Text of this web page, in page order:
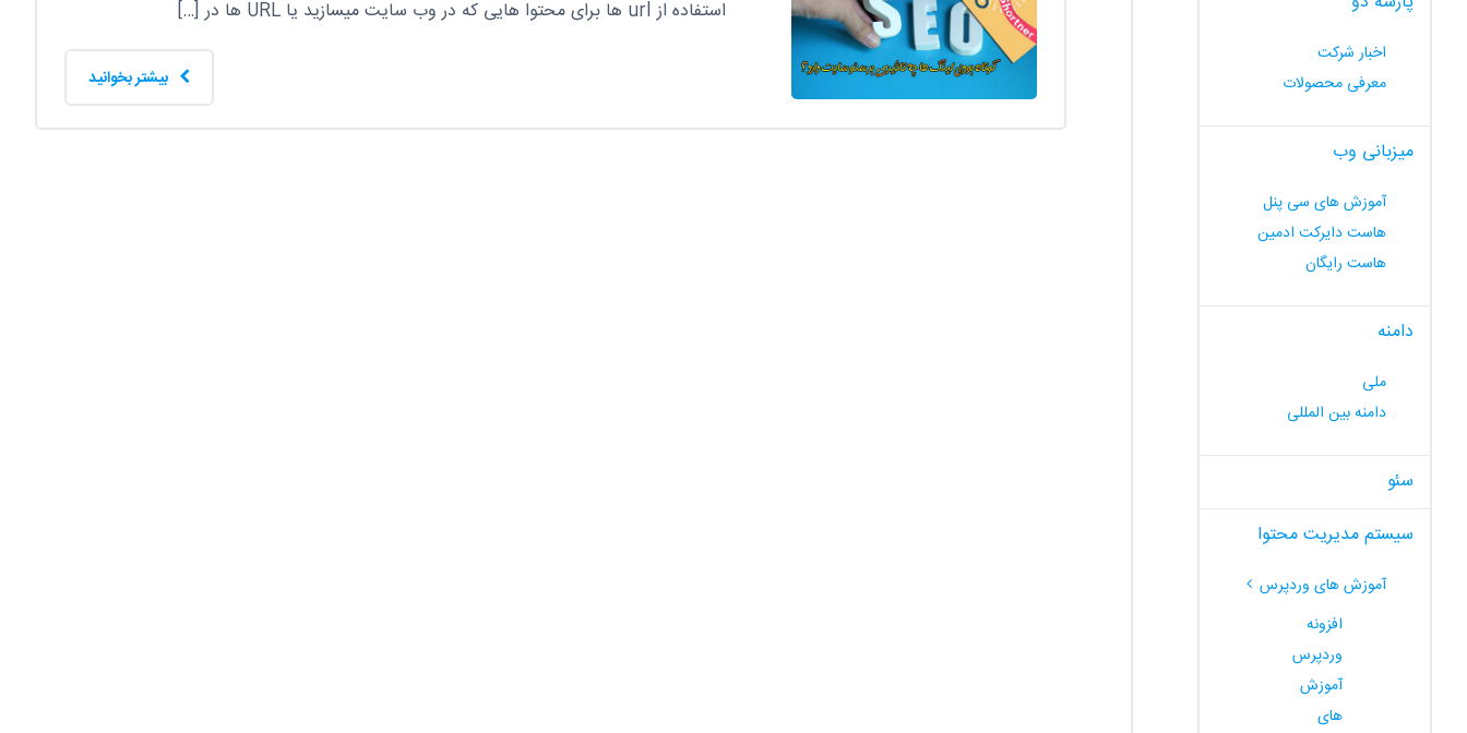
استفاده از url ها برای محتوا هایی که در وب سایت میسازید یا URL ها در […]
اخبار شرکت
معرفی محصولات
میزبانی وب
آموزش های سی پنل
هاست دایرکت ادمین
هاست رایگان
دامنه
ملی
دامنه بین المللی
سئو
سیستم مدیریت محتوا
آموزش های وردپرس
افزونه
وردپرس
آموزش
های